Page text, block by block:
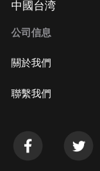
中國台湾
公司信息
關於我們
聯繫我們